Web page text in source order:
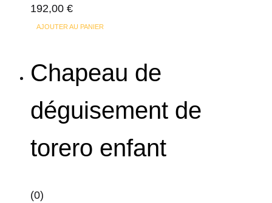
192,00 €
AJOUTER AU PANIER
Chapeau de
déguisement de
torero enfant
(0)